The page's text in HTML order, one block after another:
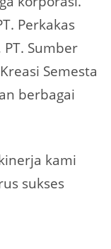
Perkakas
Sumber
Semesta
berbagai
kami
sukses